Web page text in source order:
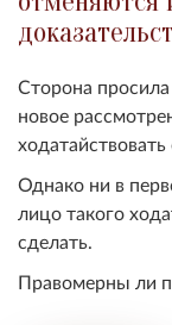
Сторона
новое
Однако ни в
лицо такого
сделать.
Правомерны ли